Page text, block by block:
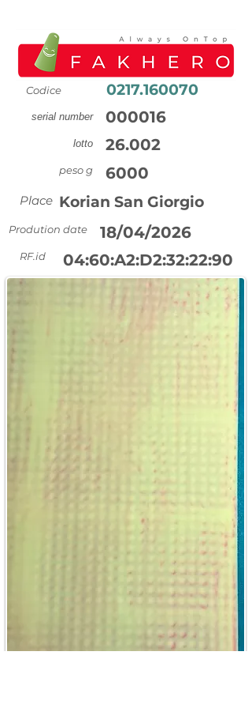
Codice 0217.160070
serial number 000016
lotto 26.002
peso g 6000
Place Korian San Giorgio
Prodution date 18/04/2026
RF.id 04:60:A2:D2:32:22:90